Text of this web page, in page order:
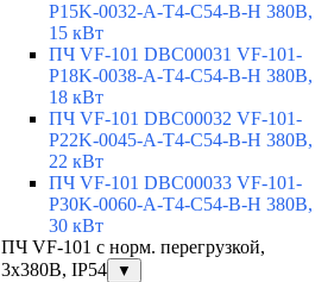
P15K-0032-A-T4-C54-B-H 380В,
15 кВт
ПЧ VF-101 DBC00031 VF-101-
P18K-0038-A-T4-C54-B-H 380В,
18 кВт
ПЧ VF-101 DBC00032 VF-101-
P22K-0045-A-T4-C54-B-H 380В,
22 кВт
ПЧ VF-101 DBC00033 VF-101-
P30K-0060-A-T4-C54-B-H 380В,
30 кВт
ПЧ VF-101 с норм. перегрузкой,
3x380В, IP54
▼